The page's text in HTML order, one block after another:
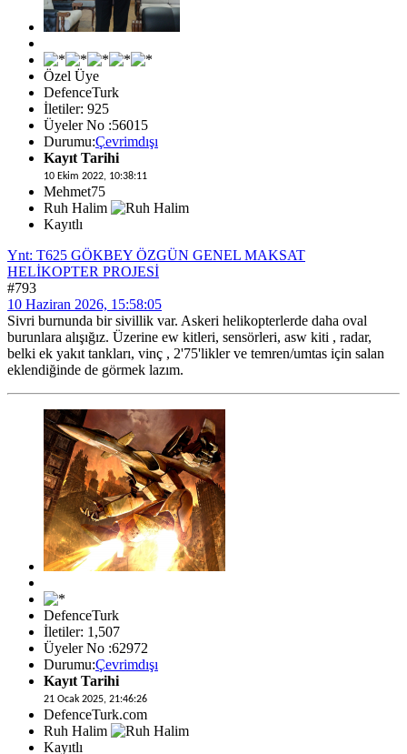
Özel Üye
DefenceTurk
İletiler: 925
Üyeler No :56015
Durumu:Çevrimdışı
Kayıt Tarihi
10 Ekim 2022, 10:38:11
Mehmet75
Ruh Halim
Kayıtlı
Ynt: T625 GÖKBEY ÖZGÜN GENEL MAKSAT
HELİKOPTER PROJESİ
#793
10 Haziran 2026, 15:58:05
Sivri burnunda bir sivillik var. Askeri helikopterlerde daha oval
burunlara alışığız. Üzerine ew kitleri, sensörleri, asw kiti , radar,
belki ek yakıt tankları, vinç , 2'75'likler ve temren/umtas için salan
eklendiğinde de görmek lazım.
DefenceTurk
İletiler: 1,507
Üyeler No :62972
Durumu:Çevrimdışı
Kayıt Tarihi
21 Ocak 2025, 21:46:26
DefenceTurk.com
Ruh Halim
Kayıtlı